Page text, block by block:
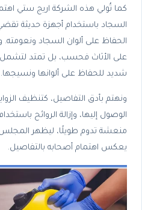
كما تُولي هذه الشركة اريج ستي
السجاد باستخدام أجهزة حديثة
الحفاظ على ألوان السجاد
على الأثاث فحسب، بل تمتد
شديد للحفاظ على ألوانها ونسيجها.
ونهتم بأدق التفاصيل، كتنظيف
الوصول إليها، وإزالة الروائح
منعشة تدوم طويلًا، ليظهر
يعكس اهتمام أصحابه بالتفاصيل.